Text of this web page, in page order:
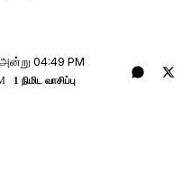
04:49 PM
1 நிமிட வாசிப்பு